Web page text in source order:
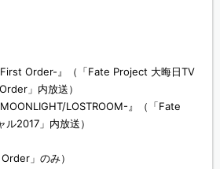
Order-』（「Fate Project 大晦日TV
」内放送）
LOSTROOM-』（「Fate
2017」内放送）
」のみ）